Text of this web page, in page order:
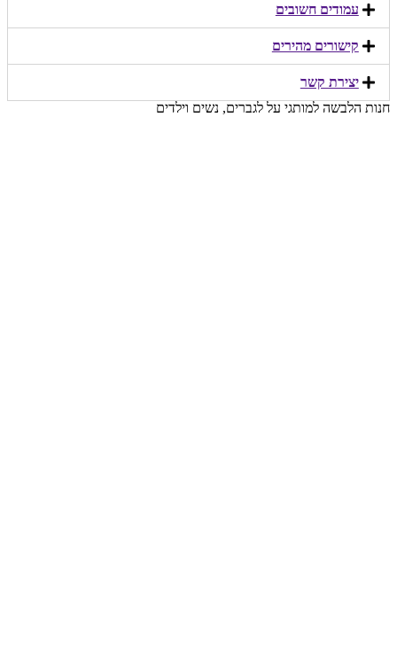
עמודים חשובים
קישורים מהירים​
יצירת קשר​
חנות הלבשה למותגי על לגברים, נשים וילדים